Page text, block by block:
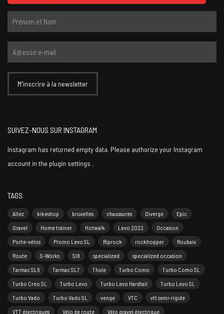
SUIVEZ-NOUS SUR INSTAGRAM
Instagram has returned empty data. Please authorize your Instagram
account in the plugin settings .
TAGS
Allez bikeshop bruxelles chaussures Diverge
Epic
Gravel
Home trainer Hotwalk Levo 2022
Occasion
Porte-vélos
Promo Levo SL Riprock rockhopper
Roubaix
Route
S-Works Sl8 specialized
specialized occasion
Tarmac SL6
Tarmac SL7 Thule Turbo Como
Turbo Como SL
Turbo Creo SL
Turbo Levo Turbo Levo Hardtail
Turbo Levo SL
Turbo Vado
Turbo Vado SL venge VTC
vtt semi-rigide
VTT électriques
Vélo de route Vélo gravel électrique